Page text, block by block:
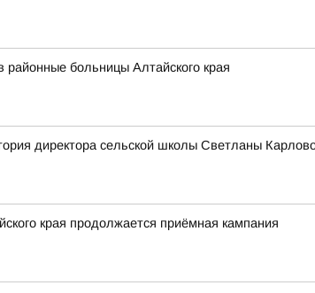
больницы Алтайского края
директора сельской школы Светланы
края продолжается приёмная кампания